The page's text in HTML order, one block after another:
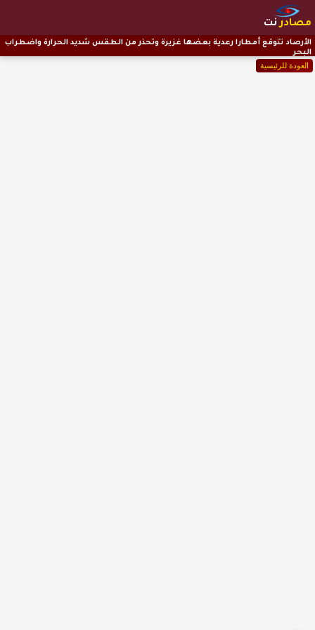
مصادرنت
العودة للرئيسية
الأرصاد تتوقع أمطارا رعدية بعضها غزيرة وتحذر من الطقس شديد الحرارة واضطراب
البحر